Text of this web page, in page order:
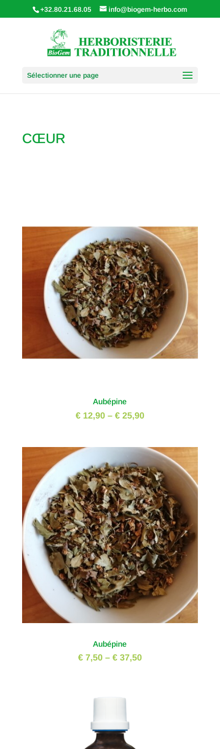
+32.80.21.68.05 info@biogem-herbo.com
Sélectionner une page
CŒUR
Aubépine
€ 12,90– € 25,90
Aubépine
€ 7,50– € 37,50